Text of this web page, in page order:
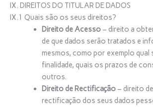
IX. DIREITOS DO TITULAR DE DADOS
IX.1 Quais são os seus direitos?
Direito de Acesso– direito a
de que dados serão tratados e
mesmos, como por exemplo qual
finalidade, quais os prazos de
outros.
Direito de Rectificação– direito
rectificação dos seus dados